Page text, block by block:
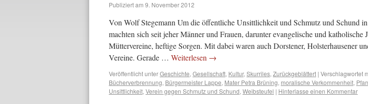
Publiziert am 9. November 2012
Von Wolf Stegemann Um die öffentliche Unsittlichkeit und Schmutz und Schund
machten sich seit jeher Männer und Frauen, darunter evangelische und katholische
Müttervereine, heftige Sorgen. Mit dabei waren auch Dorstener, Holsterhausener
Vereine. Gerade … Weiterlesen →
Veröffentlicht unterGeschichte, Gesellschaft, Kultur, Skurriles, Zurückgeblättert | Verschlagwortet
Bücherverbrennung, Bürgermeister Lappe, Mater Petra Brüning, moralische Verkommenheit,
Unsittlichkeit, Verein gegen Schmutz und Schund, Weibsteufel | Hinterlasse einen Kommentar